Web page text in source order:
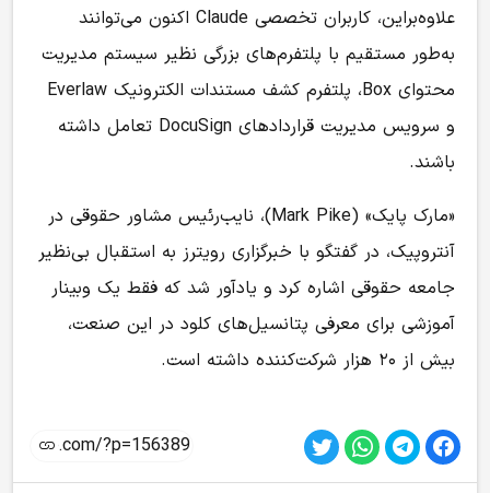
علاوه‌براین، کاربران تخصصی Claude اکنون می‌توانند
به‌طور مستقیم با پلتفرم‌های بزرگی نظیر سیستم مدیریت
محتوای Box، پلتفرم کشف مستندات الکترونیک Everlaw
و سرویس مدیریت قراردادهای DocuSign تعامل داشته
باشند.
«مارک پایک» (Mark Pike)، نایب‌رئیس مشاور حقوقی در
آنتروپیک، در گفتگو با خبرگزاری رویترز به استقبال بی‌نظیر
جامعه حقوقی اشاره کرد و یادآور شد که فقط یک وبینار
آموزشی برای معرفی پتانسیل‌های کلود در این صنعت،
بیش از ۲۰ هزار شرکت‌کننده داشته است.